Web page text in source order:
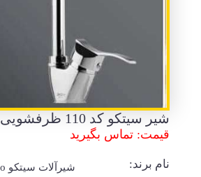
شیر سیتکو کد 110 ظرفشویی
قیمت: تماس بگیرید
نام برند: شیرآلات سیتکو Sitco